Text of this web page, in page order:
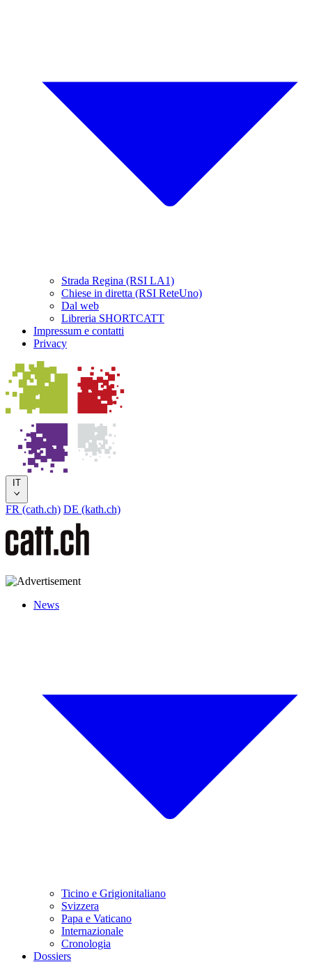
Strada Regina (RSI LA1)
Chiese in diretta (RSI ReteUno)
Dal web
Libreria SHORTCATT
Impressum e contatti
Privacy
IT
FR (cath.ch) DE (kath.ch)
News
Ticino e Grigionitaliano
Svizzera
Papa e Vaticano
Internazionale
Cronologia
Dossiers